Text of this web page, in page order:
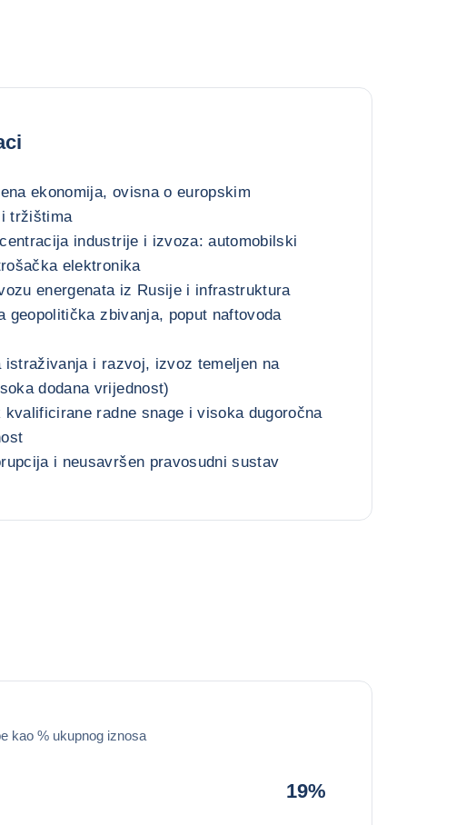
ekonomija, ovisna o europskim
tržištima
industrije i izvoza: automobilski
elektronika
energenata iz Rusije i infrastruktura
geopolitička zbivanja, poput naftovoda
istraživanja i razvoj, izvoz temeljen na
dodana vrijednost)
kvalificirane radne snage i visoka dugoročna
i neusavršen pravosudni sustav
kao % ukupnog iznosa
19%